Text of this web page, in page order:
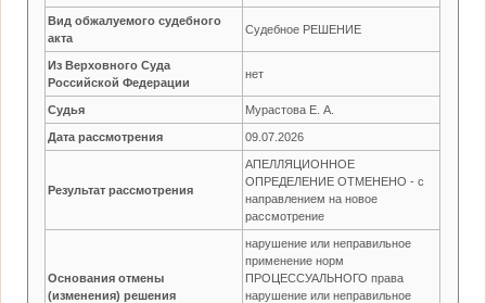
Вид обжалуемого судебного
акта
Судебное РЕШЕНИЕ
Из Верховного Суда
Российской Федерации
нет
Судья Мурастова Е. А.
Дата рассмотрения 09.07.2026
Результат рассмотрения
АПЕЛЛЯЦИОННОЕ
ОПРЕДЕЛЕНИЕ ОТМЕНЕНО - с
направлением на новое
рассмотрение
Основания отмены
(изменения) решения
нарушение или неправильное
применение норм
ПРОЦЕССУАЛЬНОГО права
нарушение или неправильное